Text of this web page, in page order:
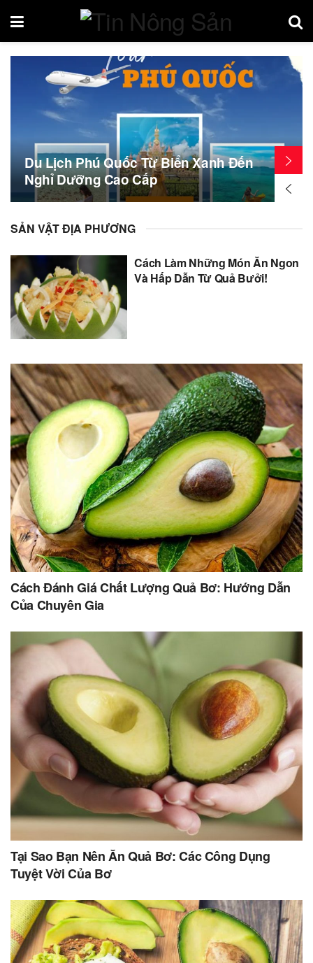
Du Lịch Phú Quốc Từ Biển Xanh Đến
Nghỉ Dưỡng Cao Cấp
SẢN VẬT ĐỊA PHƯƠNG
Cách Làm Những Món Ăn Ngon
Và Hấp Dẫn Từ Quả Bưởi!
Cách Đánh Giá Chất Lượng Quả Bơ: Hướng Dẫn
Của Chuyên Gia
Tại Sao Bạn Nên Ăn Quả Bơ: Các Công Dụng
Tuyệt Vời Của Bơ